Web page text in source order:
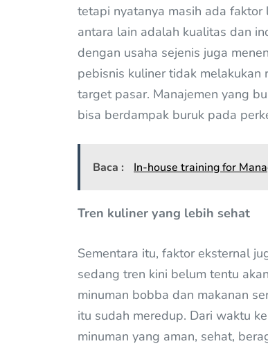
tetapi nyatanya masih ada
antara lain adalah kualitas dan
dengan usaha sejenis juga
pebisnis kuliner tidak melakukan
target pasar. Manajemen yang
bisa berdampak buruk pada
Baca : In-house training for
Tren kuliner yang lebih sehat
Sementara itu, faktor eksternal
sedang tren kini belum tentu
minuman bobba dan makanan
itu sudah meredup. Dari waktu
minuman yang aman, sehat,